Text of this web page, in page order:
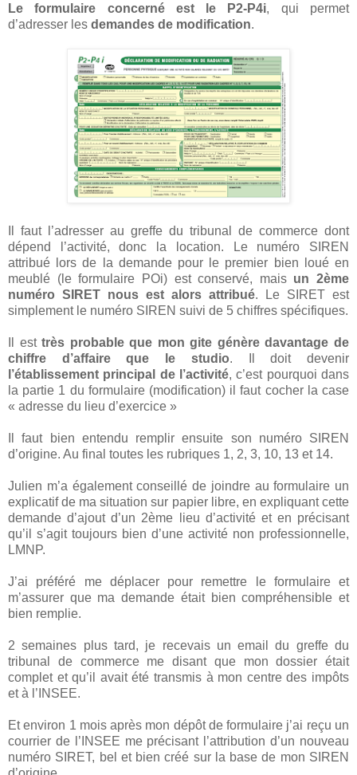
Le formulaire concerné est le P2-P4i, qui permet
d’adresser les demandes de modification.
Il faut l’adresser au greffe du tribunal de commerce dont
dépend l’activité, donc la location. Le numéro SIREN
attribué lors de la demande pour le premier bien loué en
meublé (le formulaire POi) est conservé, mais un 2ème
numéro SIRET nous est alors attribué. Le SIRET est
simplement le numéro SIREN suivi de 5 chiffres spécifiques.
Il esttrès probable que mon gite génère davantage de
chiffre d’affaire que le studio. Il doit devenir
l’établissement principal de l’activité, c’est pourquoi dans
la partie 1 du formulaire (modification) il faut cocher la case
« adresse du lieu d’exercice »
Il faut bien entendu remplir ensuite son numéro SIREN
d’origine. Au final toutes les rubriques 1, 2, 3, 10, 13 et 14.
Julien m’a également conseillé de joindre au formulaire un
explicatif de ma situation sur papier libre, en expliquant cette
demande d’ajout d’un 2ème lieu d’activité et en précisant
qu’il s’agit toujours bien d’une activité non professionnelle,
LMNP.
J’ai préféré me déplacer pour remettre le formulaire et
m’assurer que ma demande était bien compréhensible et
bien remplie.
2 semaines plus tard, je recevais un email du greffe du
tribunal de commerce me disant que mon dossier était
complet et qu’il avait été transmis à mon centre des impôts
et à l’INSEE.
Et environ 1 mois après mon dépôt de formulaire j’ai reçu un
courrier de l’INSEE me précisant l’attribution d’un nouveau
numéro SIRET, bel et bien créé sur la base de mon SIREN